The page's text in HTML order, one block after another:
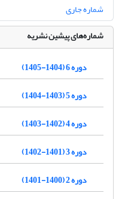
شماره جاری
شماره‌های پیشین نشریه
دوره 6 (1404-1405)
دوره 5 (1403-1404)
دوره 4 (1402-1403)
دوره 3 (1401-1402)
دوره 2 (1400-1401)